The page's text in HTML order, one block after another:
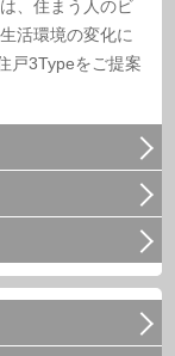
、住まう人のビ
活環境の変化に
戸3Typeをご提案